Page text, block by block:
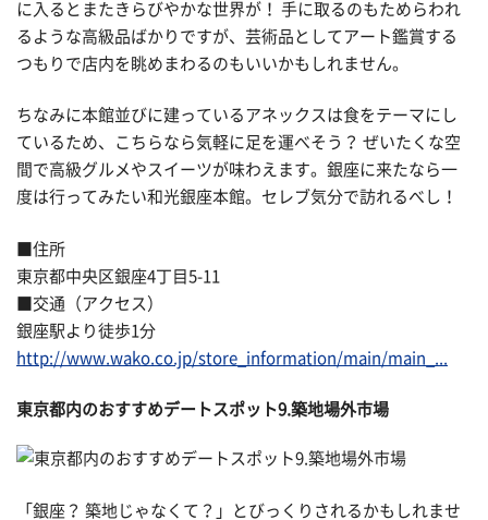
に入るとまたきらびやかな世界が！ 手に取るのもためらわれ
るような高級品ばかりですが、芸術品としてアート鑑賞する
つもりで店内を眺めまわるのもいいかもしれません。
ちなみに本館並びに建っているアネックスは食をテーマにし
ているため、こちらなら気軽に足を運べそう？ ぜいたくな空
間で高級グルメやスイーツが味わえます。銀座に来たなら一
度は行ってみたい和光銀座本館。セレブ気分で訪れるべし！
■住所
東京都中央区銀座4丁目5-11
■交通（アクセス）
銀座駅より徒歩1分
http://www.wako.co.jp/store_information/main/main_...
東京都内のおすすめデートスポット9.築地場外市場
「銀座？ 築地じゃなくて？」とびっくりされるかもしれませ